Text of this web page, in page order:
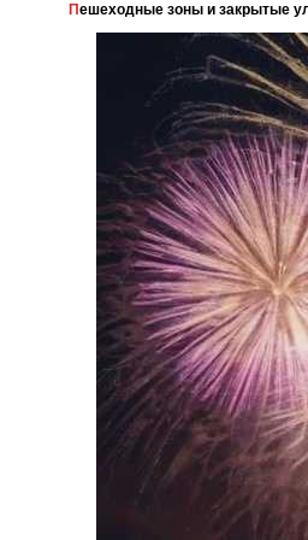
Пешеходные зоны и закрытые